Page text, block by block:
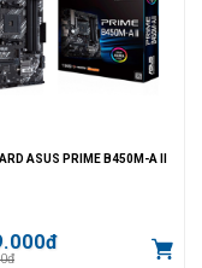
ASUS PRIME B450M-A II